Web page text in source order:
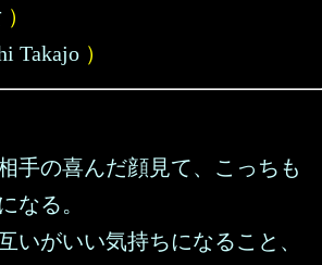
）
Takajo ）
手の喜んだ顔見て、こっちも
なる。
いがいい気持ちになること、